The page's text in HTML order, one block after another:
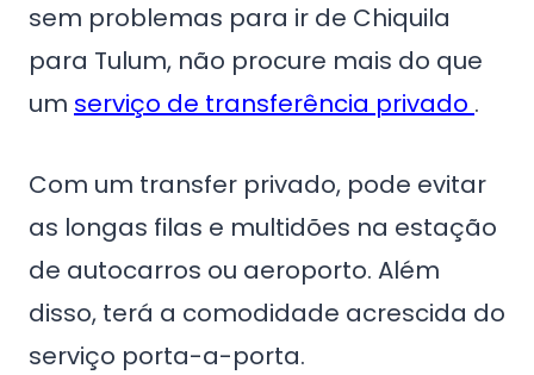
sem problemas para ir de Chiquila
para Tulum, não procure mais do que
um serviço de transferência privado .
Com um transfer privado, pode evitar
as longas filas e multidões na estação
de autocarros ou aeroporto. Além
disso, terá a comodidade acrescida do
serviço porta-a-porta.